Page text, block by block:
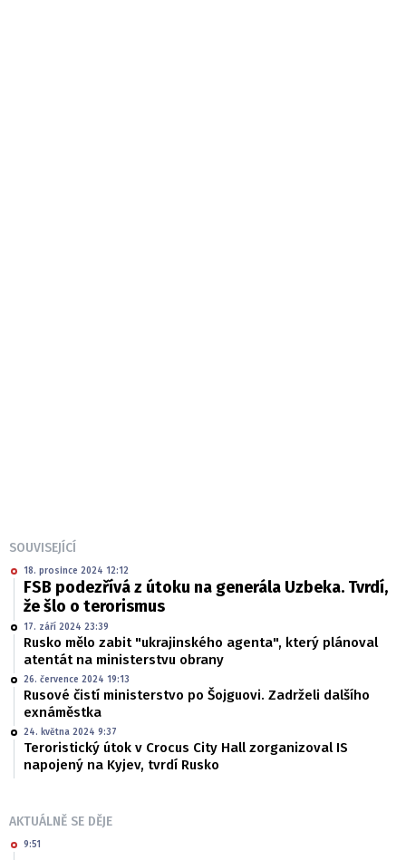
SOUVISEJÍCÍ
18. prosince 2024 12:12
FSB podezřívá z útoku na generála Uzbeka. Tvrdí,
že šlo o terorismus
17. září 2024 23:39
Rusko mělo zabit "ukrajinského agenta", který plánoval
atentát na ministerstvu obrany
26. července 2024 19:13
Rusové čistí ministerstvo po Šojguovi. Zadrželi dalšího
exnáměstka
24. května 2024 9:37
Teroristický útok v Crocus City Hall zorganizoval IS
napojený na Kyjev, tvrdí Rusko
AKTUÁLNĚ SE DĚJE
9:51